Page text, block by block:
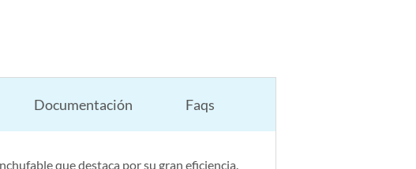
Documentación Faqs
que destaca por su gran eficiencia.